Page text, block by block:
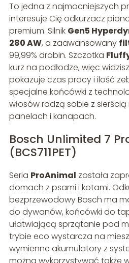
To jedna z najmocniejszych
interesuje Cię odkurzacz
premium. Silnik Gen5
280 AW, a zaawansowany
99,99% drobin. Szczotka
kurz na podłodze, więc widzisz
pokazuje czas pracy i ilość
specjalne końcówki z
włosów radzą sobie z
panelach i kanapach.
Bosch Unlimited 7
(BCS711PET)
Seria ProAnimal została
domach z psami i kotami.
bezprzewodowy Bosch ma
do dywanów, końcówki do
ułatwiającą sprzątanie pod
trybie eco wystarcza na
wymienne akumulatory z